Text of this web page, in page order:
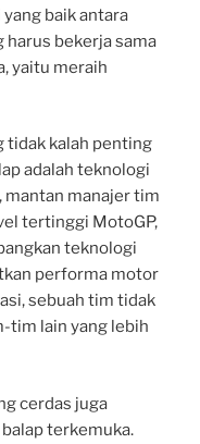
baik antara
harus bekerja sama
yaitu meraih
tidak kalah penting
adalah teknologi
mantan manajer tim
tertinggi MotoGP,
teknologi
performa motor
sebuah tim tidak
tim lain yang lebih
cerdas juga
terkemuka.